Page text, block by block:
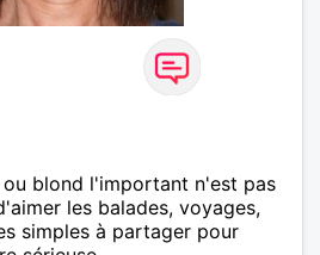
blond l'important n'est pas
les balades, voyages,
simples à partager pour